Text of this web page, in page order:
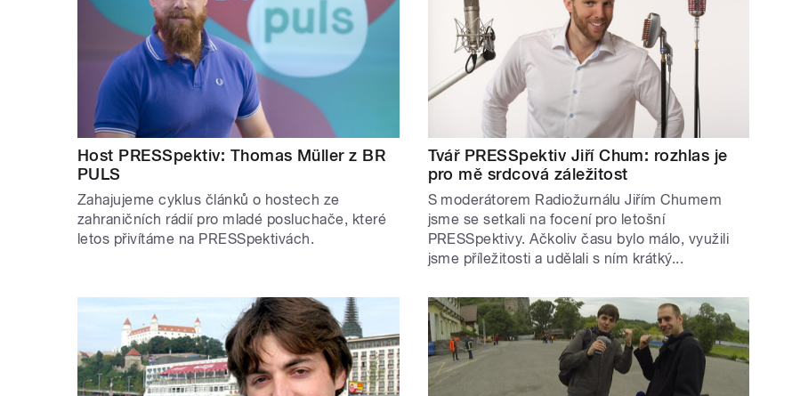
Host PRESSpektiv: Thomas Müller z BR
PULS
Zahajujeme cyklus článků o hostech ze
zahraničních rádií pro mladé posluchače, které
letos přivítáme na PRESSpektivách.
Tvář PRESSpektiv Jiří Chum: rozhlas je
pro mě srdcová záležitost
S moderátorem Radiožurnálu Jiřím Chumem
jsme se setkali na focení pro letošní
PRESSpektivy. Ačkoliv času bylo málo, využili
jsme příležitosti a udělali s ním krátký...